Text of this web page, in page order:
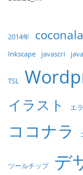
2014年 coconala
Inkscape javascri
TSL
イラスト エ
ココナラ
ツールチップ デ